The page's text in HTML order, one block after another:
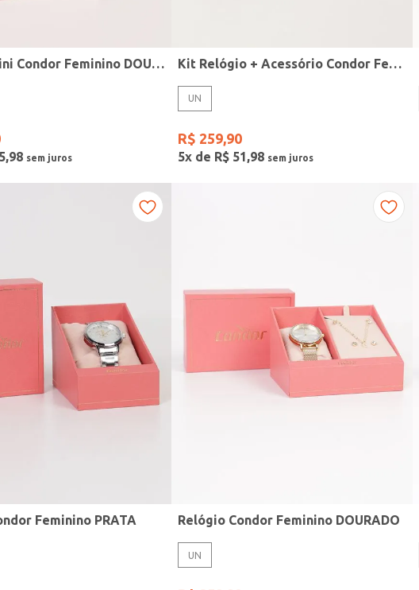
Relógio Mini Condor Feminino DOURADO
,98
Kit Relógio + Acessório Condor Feminino DOURADO
UN
R$ 259,90
5x de R$ 51,98
Feminino PRATA Relógio Condor Feminino DOURADO
UN